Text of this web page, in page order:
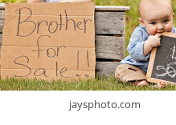
jaysphoto.com